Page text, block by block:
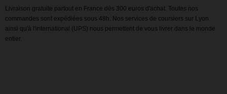
Livraison gratuite partout en France dès 300 euros d'achat. Toutes nos
commandes sont expédiées sous 48h. Nos services de coursiers sur Lyon
ainsi qu'à l'international (UPS) nous permettent de vous livrer dans le monde
entier.